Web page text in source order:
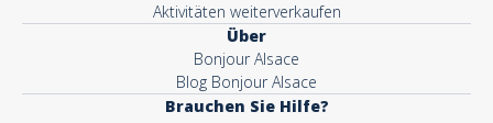
Aktivitäten weiterverkaufen
Über
Bonjour Alsace
Blog Bonjour Alsace
Brauchen Sie Hilfe?